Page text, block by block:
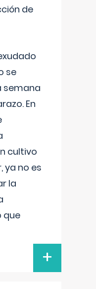
de
se
semana
En
cultivo
ya no es
la
que
+